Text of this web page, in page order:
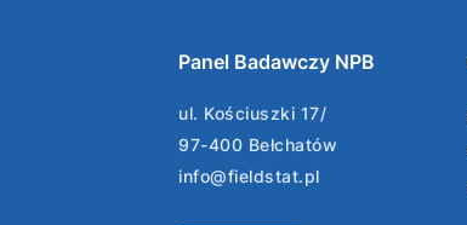
Panel Badawczy NPB
ul. Kościuszki 17/
97-400 Bełchatów
info@fieldstat.pl